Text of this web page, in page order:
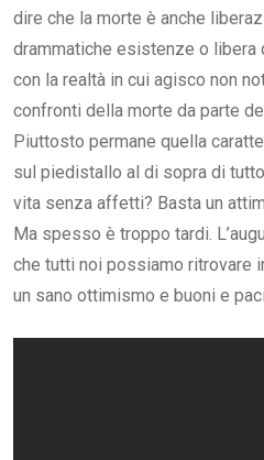
dire che la morte è anche
drammatiche esistenze o libera
con la realtà in cui agisco non
confronti della morte da parte
Piuttosto permane quella
sul piedistallo al di sopra di
vita senza affetti? Basta un
Ma spesso è troppo tardi.
che tutti noi possiamo ritrovare
un sano ottimismo e buoni e